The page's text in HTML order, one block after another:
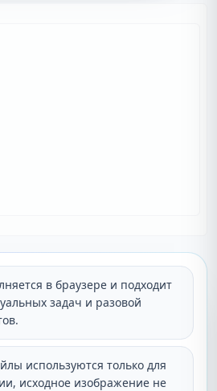
в браузере и подходит
задач и разовой
используются только для
исходное изображение не